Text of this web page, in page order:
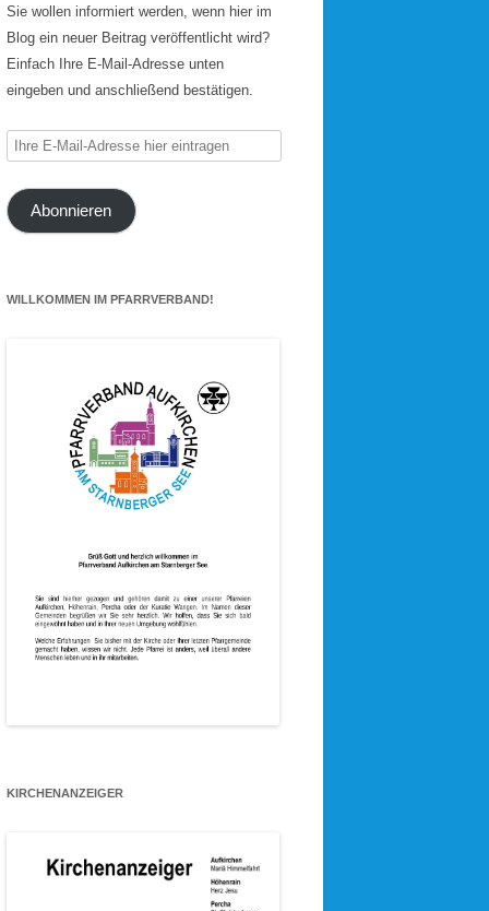
Sie wollen informiert werden, wenn hier im
Blog ein neuer Beitrag veröffentlicht wird?
Einfach Ihre E-Mail-Adresse unten
eingeben und anschließend bestätigen.
Ihre
Mail-
Adresse
Abonnieren
WILLKOMMEN IM PFARRVERBAND!
KIRCHENANZEIGER